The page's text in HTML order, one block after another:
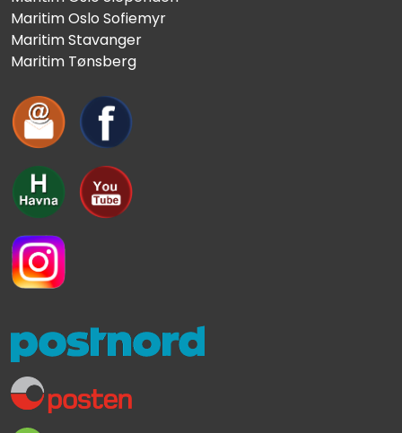
Maritim Oslo Sofiemyr
Maritim Stavanger
Maritim Tønsberg